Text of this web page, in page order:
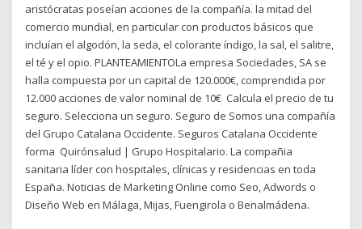
aristócratas poseían acciones de la compañía. la mitad del
comercio mundial, en particular con productos básicos que
incluían el algodón, la seda, el colorante índigo, la sal, el salitre,
el té y el opio. PLANTEAMIENTOLa empresa Sociedades, SA se
halla compuesta por un capital de 120.000€, comprendida por
12.000 acciones de valor nominal de 10€ Calcula el precio de tu
seguro. Selecciona un seguro. Seguro de Somos una compañía
del Grupo Catalana Occidente. Seguros Catalana Occidente
forma Quirónsalud | Grupo Hospitalario. La compañia
sanitaria líder con hospitales, clínicas y residencias en toda
España. Noticias de Marketing Online como Seo, Adwords o
Diseño Web en Málaga, Mijas, Fuengirola o Benalmádena.